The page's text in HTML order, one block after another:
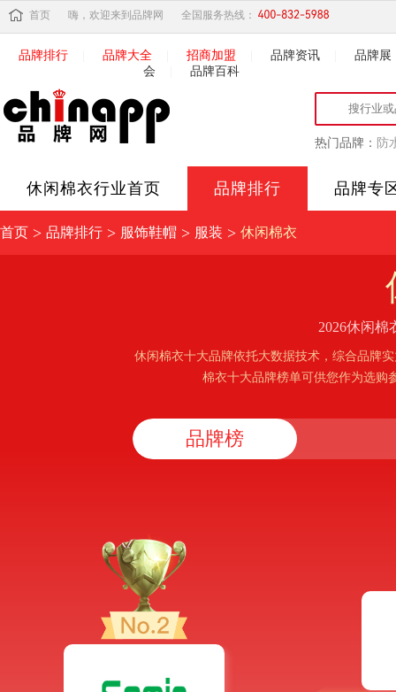
首页 嗨，欢迎来到品牌网 全国服务热线：
品牌排行 品牌大全 招商加盟 品牌资讯
品牌展
会
品牌百科
热门品牌： 防
休闲棉衣行业首页 品牌排行 品牌专
首页 > 品牌排行 > 服饰鞋帽 > 服装 > 休闲棉衣
2026休闲
休闲棉衣十大品牌依托大数据技术，综合品牌
棉衣十大品牌榜单可供您作为选购
品牌榜